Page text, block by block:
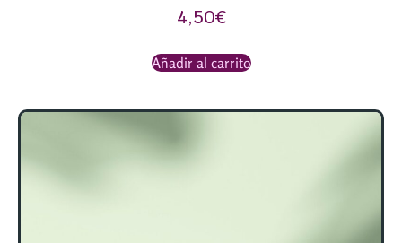
4,50€
Añadir al carrito